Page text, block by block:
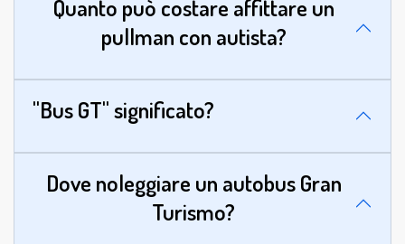
Quanto può costare affittare un
pullman con autista?
"Bus GT" significato?
Dove noleggiare un autobus Gran
Turismo?